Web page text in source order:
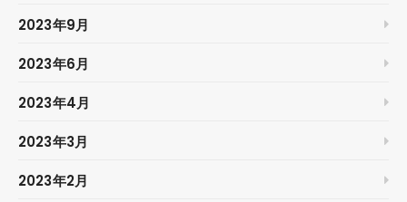
2023年9月
2023年6月
2023年4月
2023年3月
2023年2月